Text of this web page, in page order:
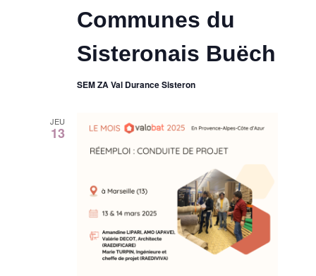
Communes du
Sisteronais Buëch
SEM ZA Val Durance Sisteron
JEU
13